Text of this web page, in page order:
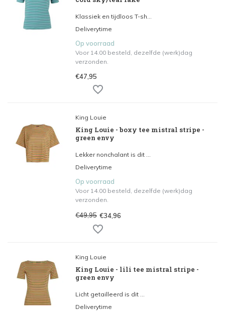
Klassiek en tijdloos T-sh...
Deliverytime
Op voorraad
Voor 14.00 besteld, dezelfde (werk)dag
verzonden.
€47,95
King Louie
King Louie - boxy tee mistral stripe -
green envy
Lekker nonchalant is dit ...
Deliverytime
Op voorraad
Voor 14.00 besteld, dezelfde (werk)dag
verzonden.
€49,95 €34,96
King Louie
King Louie - lili tee mistral stripe -
green envy
Licht getailleerd is dit ...
Deliverytime